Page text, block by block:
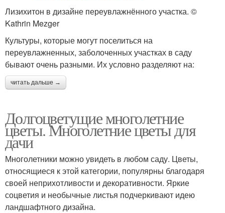
Лизихитон в дизайне переувлажнённого участка. ©
Kathrin Mezger
Культуры, которые могут поселиться на
переувлажненных, заболоченных участках в саду
бывают очень разными. Их условно разделяют на:
читать дальше →
Долгоцветущие многолетние
цветы. Многолетние цветы для
дачи
Многолетники можно увидеть в любом саду. Цветы,
относящиеся к этой категории, популярны благодаря
своей неприхотливости и декоративности. Яркие
соцветия и необычные листья подчеркивают идею
ландшафтного дизайна.